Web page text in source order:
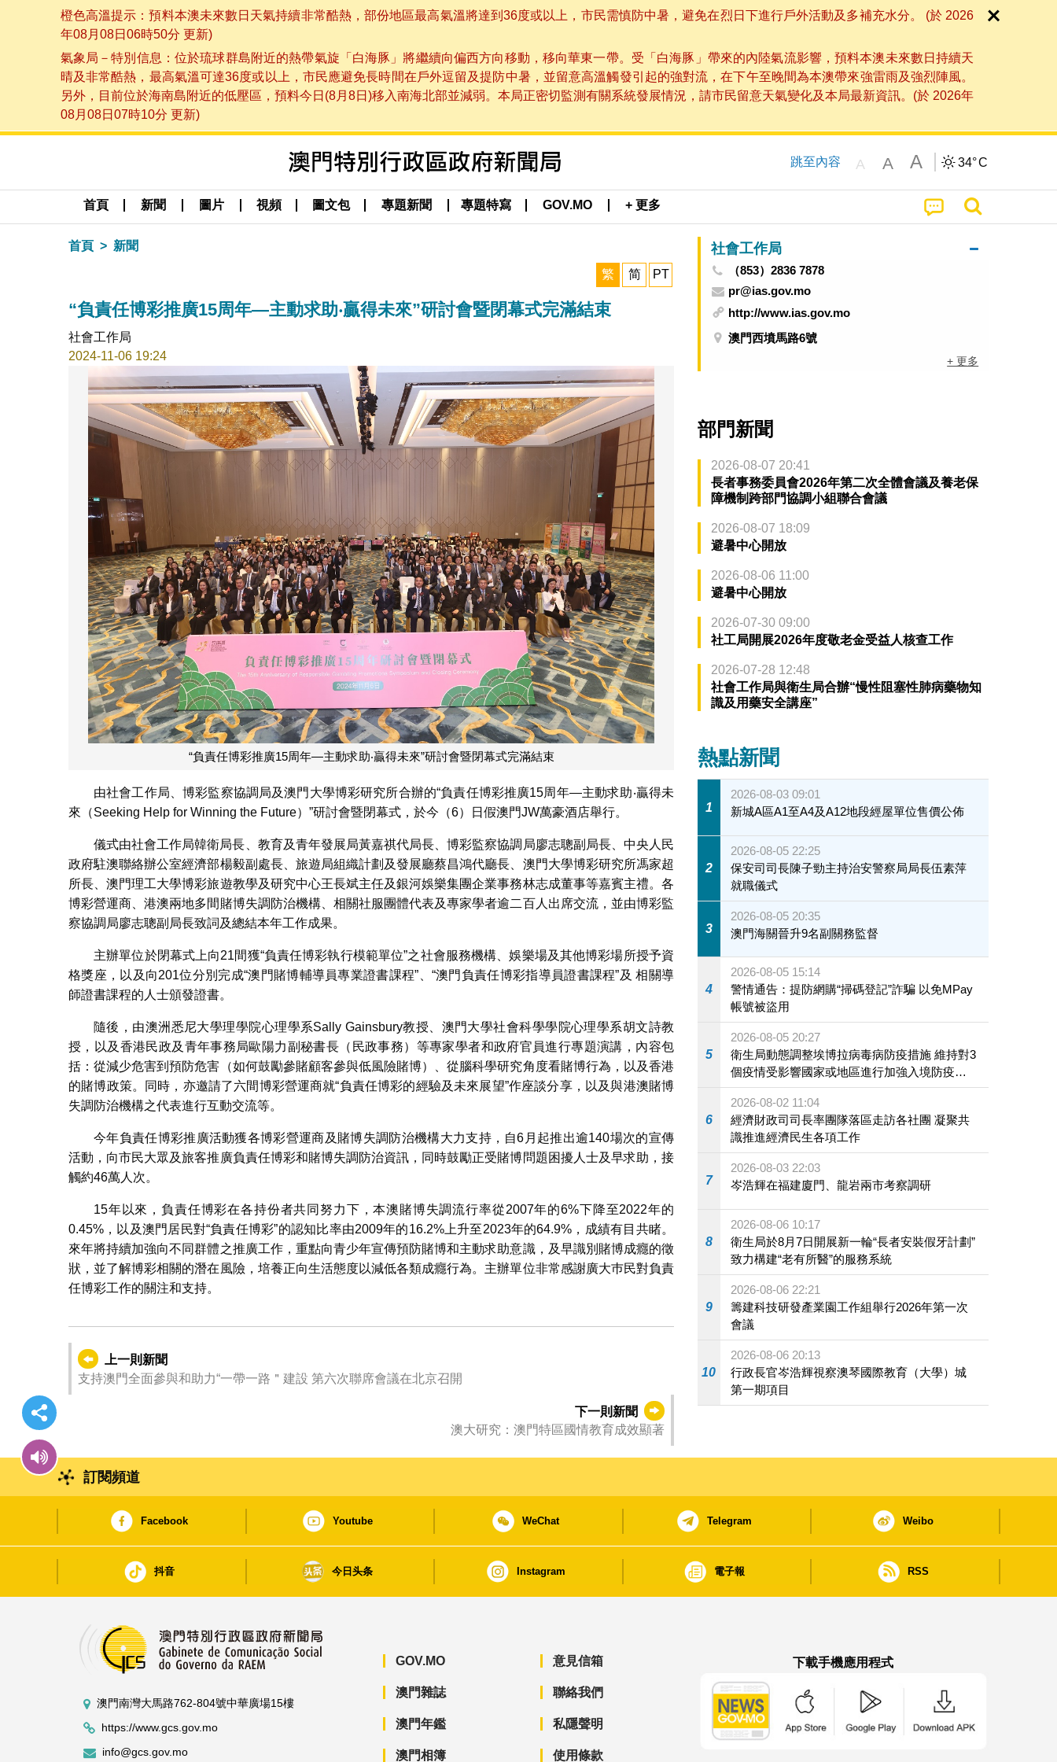
橙色高溫提示：預料本澳未來數日天氣持續非常酷熱，部份地區最高氣溫將達到36度或以上，市民需慎防中暑，避免在烈日下進行戶外活動及多補充水分。 (於 2026
年08月08日06時50分 更新)
氣象局－特別信息：位於琉球群島附近的熱帶氣旋「白海豚」將繼續向偏西方向移動，移向華東一帶。受「白海豚」帶來的內陸氣流影響，預料本澳未來數日持續天
晴及非常酷熱，最高氣溫可達36度或以上，市民應避免長時間在戶外逗留及提防中暑，並留意高溫觸發引起的強對流，在下午至晚間為本澳帶來強雷雨及強烈陣風。
另外，目前位於海南島附近的低壓區，預料今日(8月8日)移入南海北部並減弱。本局正密切監測有關系統發展情況，請市民留意天氣變化及本局最新資訊。(於 2026年
08月08日07時10分 更新)
跳至內容 A A A 34°C
首頁 新聞 圖片 視頻 圖文包 專題新聞 專題特寫 GOV.MO + 更多
首頁 新聞
繁 简 PT
“負責任博彩推廣15周年—主動求助‧贏得未來”研討會暨閉幕式完滿結束
社會工作局
2024-11-06 19:24
“負責任博彩推廣15周年—主動求助‧贏得未來”研討會暨閉幕式完滿結束
由社會工作局、博彩監察協調局及澳門大學博彩研究所合辦的“負責任博彩推廣15周年—主動求助‧贏得未
來（Seeking Help for Winning the Future）”研討會暨閉幕式，於今（6）日假澳門JW萬豪酒店舉行。
儀式由社會工作局韓衛局長、教育及青年發展局黃嘉祺代局長、博彩監察協調局廖志聰副局長、中央人民
政府駐澳聯絡辦公室經濟部楊毅副處長、旅遊局組織計劃及發展廳蔡昌鴻代廳長、澳門大學博彩研究所馮家超
所長、澳門理工大學博彩旅遊教學及研究中心王長斌主任及銀河娛樂集團企業事務林志成董事等嘉賓主禮。各
博彩營運商、港澳兩地多間賭博失調防治機構、相關社服團體代表及專家學者逾二百人出席交流，並由博彩監
察協調局廖志聰副局長致詞及總結本年工作成果。
主辦單位於閉幕式上向21間獲“負責任博彩執行模範單位”之社會服務機構、娛樂場及其他博彩場所授予資
格獎座，以及向201位分別完成“澳門賭博輔導員專業證書課程”、“澳門負責任博彩指導員證書課程”及 相關導
師證書課程的人士頒發證書。
隨後，由澳洲悉尼大學理學院心理學系Sally Gainsbury教授、澳門大學社會科學學院心理學系胡文詩教
授，以及香港民政及青年事務局歐陽力副秘書長（民政事務）等專家學者和政府官員進行專題演講，內容包
括：從減少危害到預防危害（如何鼓勵參賭顧客參與低風險賭博）、從腦科學研究角度看賭博行為，以及香港
的賭博政策。同時，亦邀請了六間博彩營運商就“負責任博彩的經驗及未來展望”作座談分享，以及與港澳賭博
失調防治機構之代表進行互動交流等。
今年負責任博彩推廣活動獲各博彩營運商及賭博失調防治機構大力支持，自6月起推出逾140場次的宣傳
活動，向市民大眾及旅客推廣負責任博彩和賭博失調防治資訊，同時鼓勵正受賭博問題困擾人士及早求助，接
觸約46萬人次。
15年以來，負責任博彩在各持份者共同努力下，本澳賭博失調流行率從2007年的6%下降至2022年的
0.45%，以及澳門居民對“負責任博彩”的認知比率由2009年的16.2%上升至2023年的64.9%，成績有目共睹。
來年將持續加強向不同群體之推廣工作，重點向青少年宣傳預防賭博和主動求助意識，及早識別賭博成癮的徵
狀，並了解博彩相關的潛在風險，培養正向生活態度以減低各類成癮行為。主辦單位非常感謝廣大巿民對負責
任博彩工作的關注和支持。
上一則新聞
支持澳門全面參與和助力“一帶一路＂建設 第六次聯席會議在北京召開
下一則新聞
澳大研究：澳門特區國情教育成效顯著
社會工作局
（853）2836 7878
pr@ias.gov.mo
http://www.ias.gov.mo
澳門西墳馬路6號
+ 更多
部門新聞
2026-08-07 20:41
長者事務委員會2026年第二次全體會議及養老保
障機制跨部門協調小組聯合會議
2026-08-07 18:09
避暑中心開放
2026-08-06 11:00
避暑中心開放
2026-07-30 09:00
社工局開展2026年度敬老金受益人核查工作
2026-07-28 12:48
社會工作局與衛生局合辦“慢性阻塞性肺病藥物知
識及用藥安全講座”
熱點新聞
1
2026-08-03 09:01
新城A區A1至A4及A12地段經屋單位售價公佈
2
2026-08-05 22:25
保安司司長陳子勁主持治安警察局局長伍素萍
就職儀式
3
2026-08-05 20:35
澳門海關晉升9名副關務監督
4
2026-08-05 15:14
警情通告：提防網購“掃碼登記”詐騙 以免MPay
帳號被盜用
5
2026-08-05 20:27
衛生局動態調整埃博拉病毒病防疫措施 維持對3
個疫情受影響國家或地區進行加強入境防疫措
施
6
2026-08-02 11:04
經濟財政司司長率團隊落區走訪各社團 凝聚共
識推進經濟民生各項工作
7
2026-08-03 22:03
岑浩輝在福建廈門、龍岩兩市考察調研
8
2026-08-06 10:17
衛生局於8月7日開展新一輪“長者安裝假牙計劃”
致力構建“老有所醫”的服務系統
9
2026-08-06 22:21
籌建科技研發產業園工作組舉行2026年第一次
會議
10
2026-08-06 20:13
行政長官岑浩輝視察澳琴國際教育（大學）城
第一期項目
訂閱頻道
Facebook Youtube WeChat Telegram Weibo
抖音 今日头条 Instagram 電子報 RSS
澳門南灣大馬路762-804號中華廣場15樓
https://www.gcs.gov.mo
info@gcs.gov.mo
GOV.MO
澳門雜誌
澳門年鑑
澳門相簿
意見信箱
聯絡我們
私隱聲明
使用條款
下載手機應用程式